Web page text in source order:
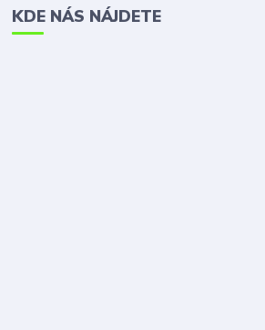
KDE NÁS NÁJDETE